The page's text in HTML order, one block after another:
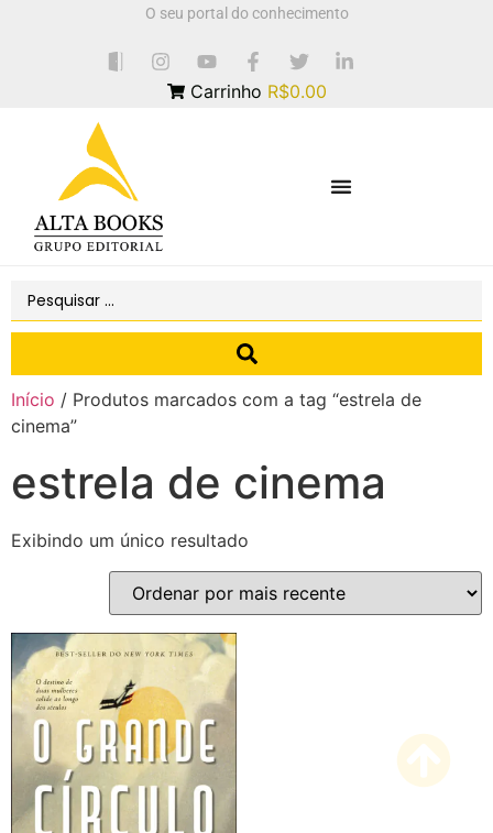
O seu portal do conhecimento
Carrinho R$0.00
Início / Produtos marcados com a tag “estrela de
cinema”
estrela de cinema
Exibindo um único resultado